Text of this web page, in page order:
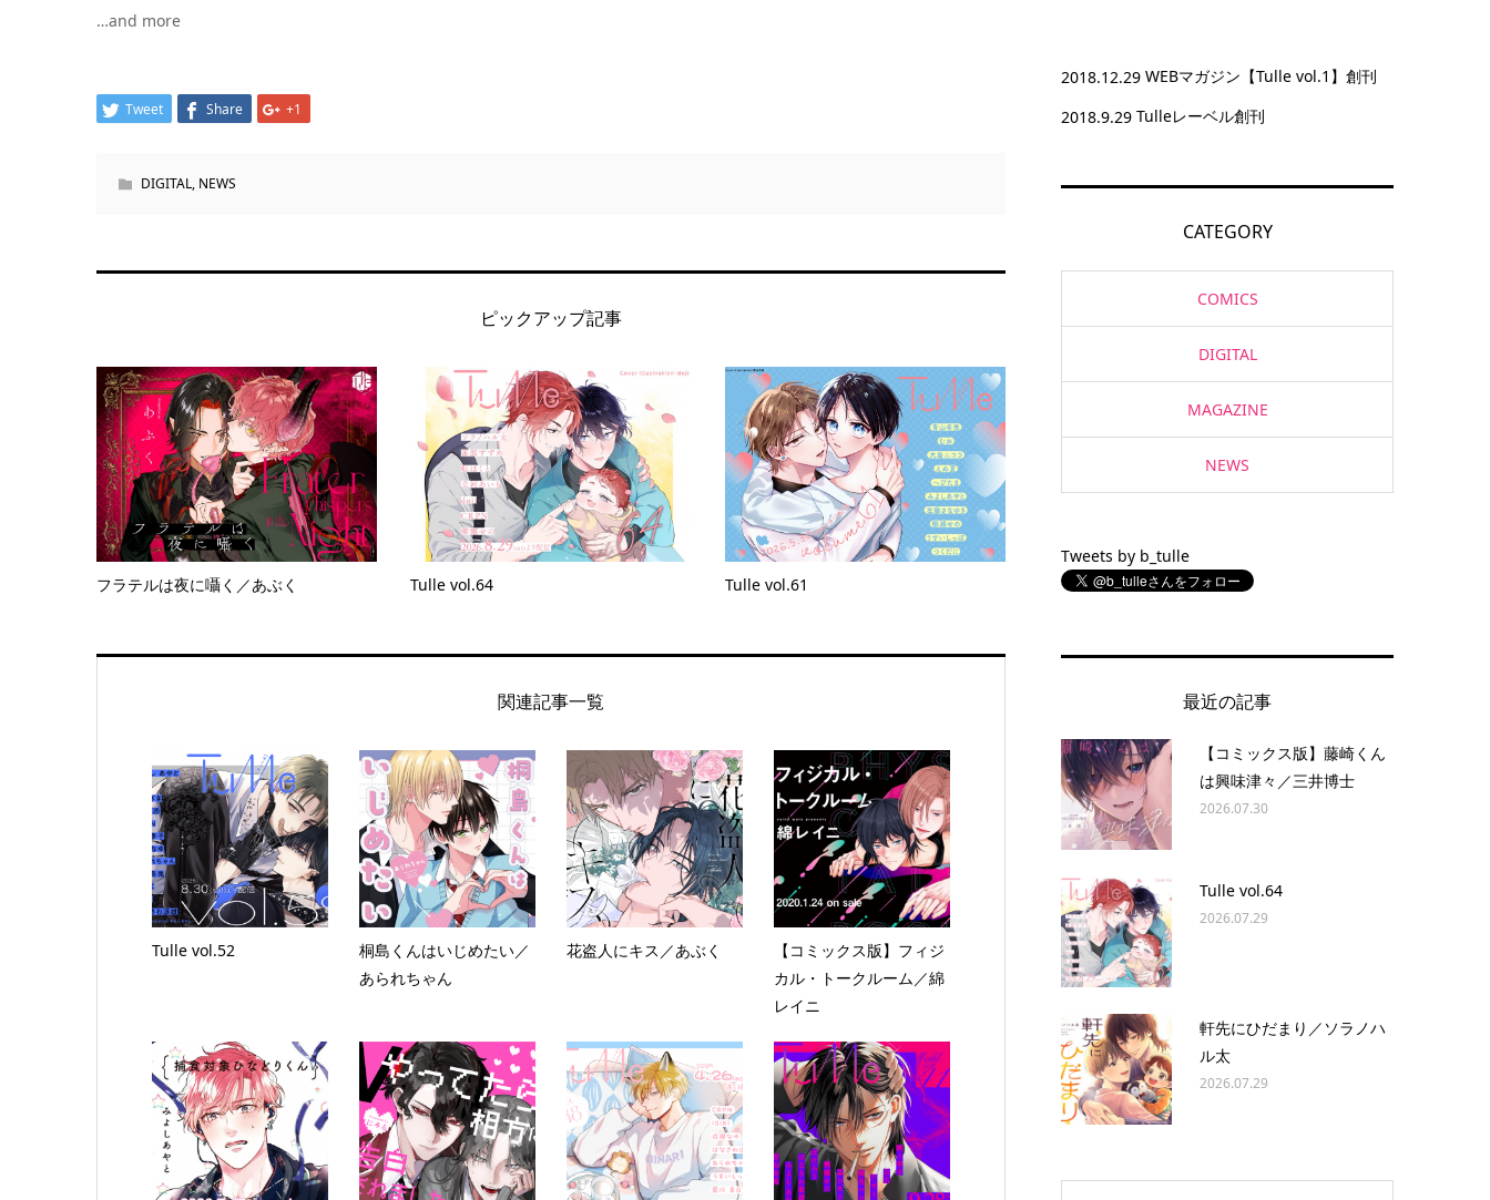
…and more
Tweet Share +1
DIGITAL, NEWS
ピックアップ記事
フラテルは夜に囁く／あぶく Tulle vol.64 Tulle vol.61
関連記事一覧
Tulle vol.52
桐島くんはいじめたい／
あられちゃん
花盗人にキス／あぶく
【コミックス版】フィジ
カル・トークルーム／綿
レイニ
2018.12.29 WEBマガジン【Tulle vol.1】創刊
2018.9.29 Tulleレーベル創刊
CATEGORY
COMICS
DIGITAL
MAGAZINE
NEWS
Tweets by b_tulle
最近の記事
【コミックス版】藤崎くん
は興味津々／三井博士
2026.07.30
Tulle vol.64
2026.07.29
軒先にひだまり／ソラノハ
ル太
2026.07.29